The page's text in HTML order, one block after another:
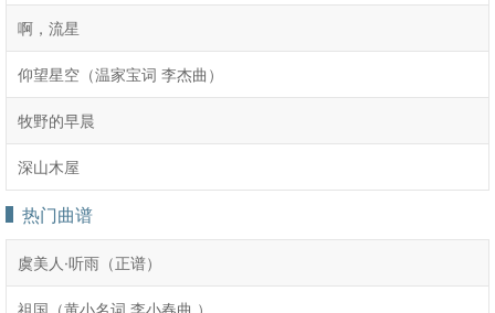
啊，流星
仰望星空（温家宝词 李杰曲）
牧野的早晨
深山木屋
热门曲谱
虞美人·听雨（正谱）
祖国（黄小名词 李小春曲 ）